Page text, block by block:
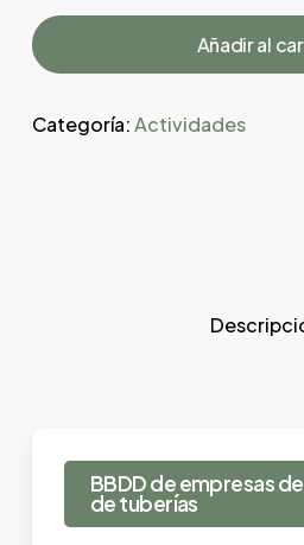
Añadir al
Categoría:Actividades
BBDD de empresas
de tuberías